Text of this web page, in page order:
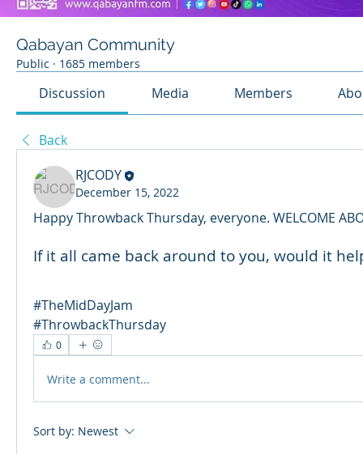
Qabayan Community
Public · 1685 members
Discussion Media Members
Back
RJCODY
December 15, 2022
Happy Throwback Thursday, everyone. WELCOME
If it all came back around to you, would it
#TheMidDayJam
#ThrowbackThursday
0
Write a comment...
Sort by: Newest